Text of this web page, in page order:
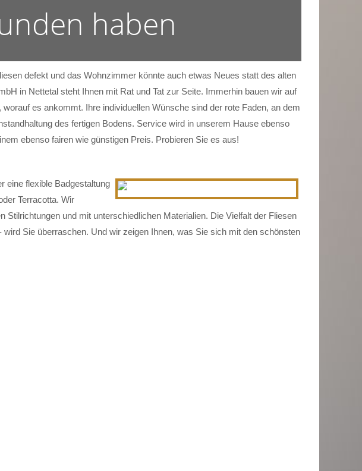
haben
defekt und das Wohnzimmer könnte auch etwas Neues statt des alten
in Nettetal steht Ihnen mit Rat und Tat zur Seite. Immerhin bauen wir auf
es ankommt. Ihre individuellen Wünsche sind der rote Faden, an dem
des fertigen Bodens. Service wird in unserem Hause ebenso
ebenso fairen wie günstigen Preis. Probieren Sie es aus!
eine flexible Badgestaltung
Terracotta. Wir
und mit unterschiedlichen Materialien. Die Vielfalt der Fliesen
Sie überraschen. Und wir zeigen Ihnen, was Sie sich mit den schönsten